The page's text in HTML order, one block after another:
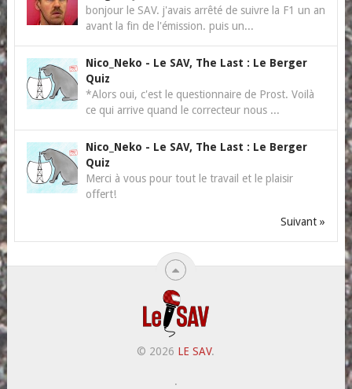
bonjour le SAV. j'avais arrêté de suivre la F1 un an
avant la fin de l'émission. puis un...
Nico_Neko - Le SAV, The Last : Le Berger
Quiz
*Alors oui, c'est le questionnaire de Prost. Voilà
ce qui arrive quand le correcteur nous ...
Nico_Neko - Le SAV, The Last : Le Berger
Quiz
Merci à vous pour tout le travail et le plaisir
offert!
Suivant »
© 2026 LE SAV.
.